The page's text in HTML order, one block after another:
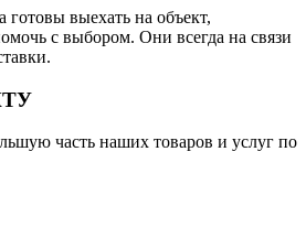
выехать на объект,
с выбором. Они всегда на связи
часть наших товаров и услуг по